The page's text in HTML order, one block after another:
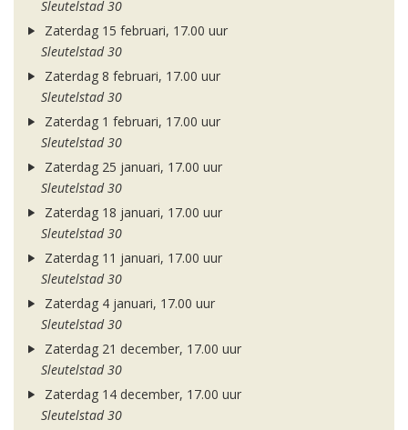
Sleutelstad 30
Zaterdag 15 februari, 17.00 uur
Sleutelstad 30
Zaterdag 8 februari, 17.00 uur
Sleutelstad 30
Zaterdag 1 februari, 17.00 uur
Sleutelstad 30
Zaterdag 25 januari, 17.00 uur
Sleutelstad 30
Zaterdag 18 januari, 17.00 uur
Sleutelstad 30
Zaterdag 11 januari, 17.00 uur
Sleutelstad 30
Zaterdag 4 januari, 17.00 uur
Sleutelstad 30
Zaterdag 21 december, 17.00 uur
Sleutelstad 30
Zaterdag 14 december, 17.00 uur
Sleutelstad 30